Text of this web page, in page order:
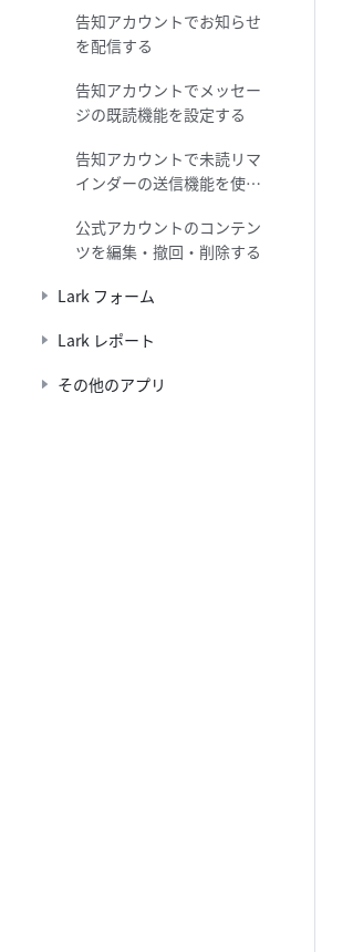
告知アカウントでお知らせ
を配信する
告知アカウントでメッセー
ジの既読機能を設定する
告知アカウントで未読リマ
インダーの送信機能を使用
公式アカウントのコンテン
ツを編集・撤回・削除する
Lark フォーム
Lark レポート
その他のアプリ